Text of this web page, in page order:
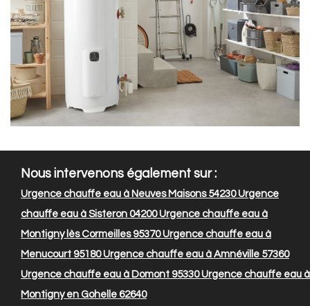
Nous intervenons également sur :
Urgence chauffe eau à Neuves Maisons 54230Urgence
chauffe eau à Sisteron 04200Urgence chauffe eau à
Montigny lès Cormeilles 95370Urgence chauffe eau à
Menucourt 95180Urgence chauffe eau à Amnéville 57360
Urgence chauffe eau à Domont 95330Urgence chauffe eau à
Montigny en Gohelle 62640